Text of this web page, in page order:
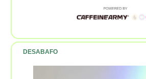
DESABAFO